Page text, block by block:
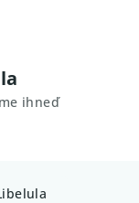
ihneď